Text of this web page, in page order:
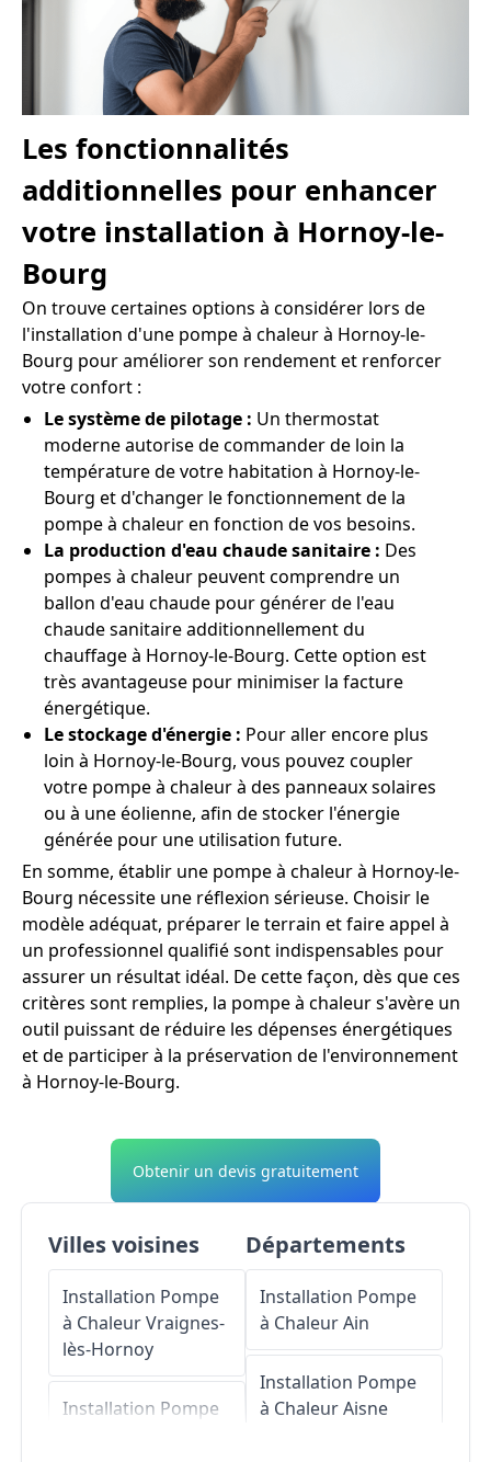
Les fonctionnalités
additionnelles pour enhancer
votre installation à Hornoy-le-
Bourg
On trouve certaines options à considérer lors de
l'installation d'une pompe à chaleur à Hornoy-le-
Bourg pour améliorer son rendement et renforcer
votre confort :
Le système de pilotage : Un thermostat
moderne autorise de commander de loin la
température de votre habitation à Hornoy-le-
Bourg et d'changer le fonctionnement de la
pompe à chaleur en fonction de vos besoins.
La production d'eau chaude sanitaire : Des
pompes à chaleur peuvent comprendre un
ballon d'eau chaude pour générer de l'eau
chaude sanitaire additionnellement du
chauffage à Hornoy-le-Bourg. Cette option est
très avantageuse pour minimiser la facture
énergétique.
Le stockage d'énergie : Pour aller encore plus
loin à Hornoy-le-Bourg, vous pouvez coupler
votre pompe à chaleur à des panneaux solaires
ou à une éolienne, afin de stocker l'énergie
générée pour une utilisation future.
En somme, établir une pompe à chaleur à Hornoy-le-
Bourg nécessite une réflexion sérieuse. Choisir le
modèle adéquat, préparer le terrain et faire appel à
un professionnel qualifié sont indispensables pour
assurer un résultat idéal. De cette façon, dès que ces
critères sont remplies, la pompe à chaleur s'avère un
outil puissant de réduire les dépenses énergétiques
et de participer à la préservation de l'environnement
à Hornoy-le-Bourg.
Obtenir un devis gratuitement
Villes voisines
Installation Pompe
à ChaleurVraignes-
lès-Hornoy
Installation Pompe
Départements
Installation Pompe
à ChaleurAin
Installation Pompe
à ChaleurAisne